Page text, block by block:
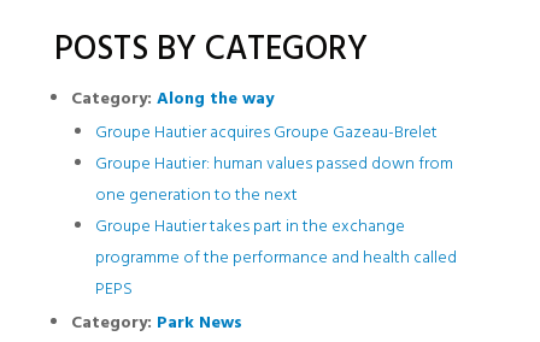
POSTS BY CATEGORY
Category: Along the way
Groupe Hautier acquires Groupe Gazeau-Brelet
Groupe Hautier: human values passed down from
one generation to the next
Groupe Hautier takes part in the exchange
programme of the performance and health called
PEPS
Category: Park News